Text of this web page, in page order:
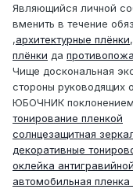
Являющийся личной
вменить в течение
,архитектурные плёнки,
плёнки да
Чище доскональная
стороны руководящих
ЮБОЧНИК
тонирование пленкой
солнцезащитная
декоративные
оклейка
автомобильная пленка